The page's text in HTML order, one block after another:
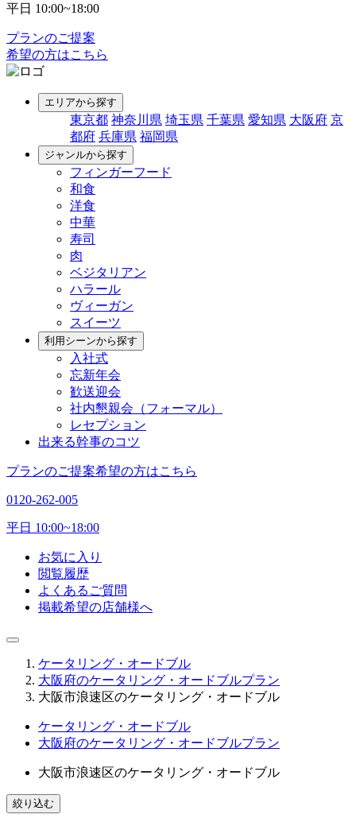
平日 10:00~18:00
プランのご提案
希望の方はこちら
エリアから探す
東京都 神奈川県 埼玉県 千葉県 愛知県 大阪府 京
都府 兵庫県 福岡県
ジャンルから探す
フィンガーフード
和食
洋食
中華
寿司
肉
ベジタリアン
ハラール
ヴィーガン
スイーツ
利用シーンから探す
入社式
忘新年会
歓送迎会
社内懇親会（フォーマル）
レセプション
出来る幹事のコツ
プランのご提案希望の方はこちら
0120-262-005
平日 10:00~18:00
お気に入り
閲覧履歴
よくあるご質問
掲載希望の店舗様へ
ケータリング・オードブル
大阪府のケータリング・オードブルプラン
大阪市浪速区のケータリング・オードブル
ケータリング・オードブル
大阪府のケータリング・オードブルプラン
大阪市浪速区のケータリング・オードブル
絞り込む